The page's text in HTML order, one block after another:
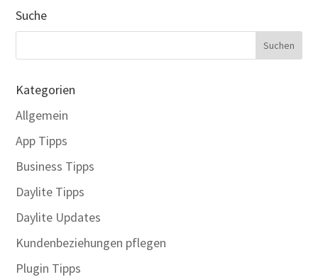
Suche
Kategorien
Allgemein
App Tipps
Business Tipps
Daylite Tipps
Daylite Updates
Kundenbeziehungen pflegen
Plugin Tipps